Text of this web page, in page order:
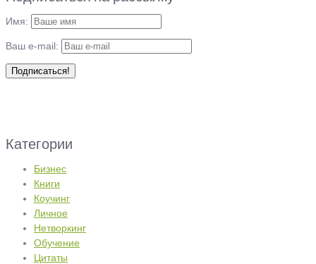
Имя:
Ваш e-mail:
Категории
Бизнес
Книги
Коучинг
Личное
Нетворкинг
Обучение
Цитаты